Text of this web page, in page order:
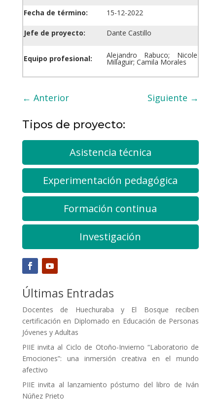
Fecha de término: 15-12-2022
Jefe de proyecto: Dante Castillo
Equipo profesional: Alejandro Rabuco; Nicole
Millaguir; Camila Morales
← Anterior Siguiente →
Tipos de proyecto:
Asistencia técnica
Experimentación pedagógica
Formación continua
Investigación
Últimas Entradas
Docentes de Huechuraba y El Bosque reciben
certificación en Diplomado en Educación de Personas
Jóvenes y Adultas
PIIE invita al Ciclo de Otoño-Invierno “Laboratorio de
Emociones”: una inmersión creativa en el mundo
afectivo
PIIE invita al lanzamiento póstumo del libro de Iván
Núñez Prieto